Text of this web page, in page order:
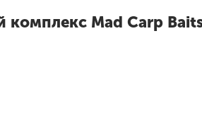
Mad Carp